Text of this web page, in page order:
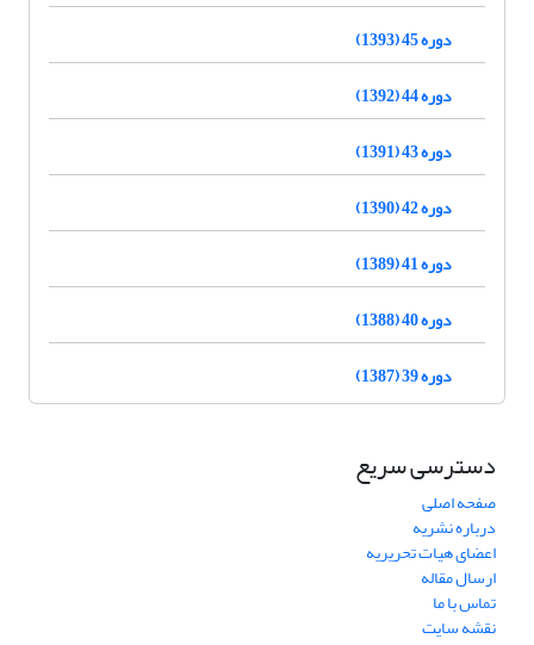
دوره 45 (1393)
دوره 44 (1392)
دوره 43 (1391)
دوره 42 (1390)
دوره 41 (1389)
دوره 40 (1388)
دوره 39 (1387)
دسترسی سریع
صفحه اصلی
درباره نشریه
اعضای هیات تحریریه
ارسال مقاله
تماس با ما
نقشه سایت